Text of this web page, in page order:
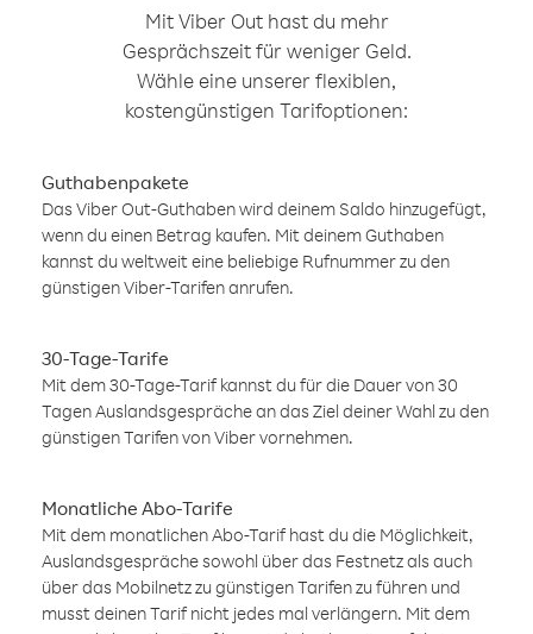
Mit Viber Out hast du mehr
Gesprächszeit für weniger Geld.
Wähle eine unserer flexiblen,
kostengünstigen Tarifoptionen:
Guthabenpakete
Das Viber Out-Guthaben wird deinem Saldo hinzugefügt,
wenn du einen Betrag kaufen. Mit deinem Guthaben
kannst du weltweit eine beliebige Rufnummer zu den
günstigen Viber-Tarifen anrufen.
30-Tage-Tarife
Mit dem 30-Tage-Tarif kannst du für die Dauer von 30
Tagen Auslandsgespräche an das Ziel deiner Wahl zu den
günstigen Tarifen von Viber vornehmen.
Monatliche Abo-Tarife
Mit dem monatlichen Abo-Tarif hast du die Möglichkeit,
Auslandsgespräche sowohl über das Festnetz als auch
über das Mobilnetz zu günstigen Tarifen zu führen und
musst deinen Tarif nicht jedes mal verlängern. Mit dem